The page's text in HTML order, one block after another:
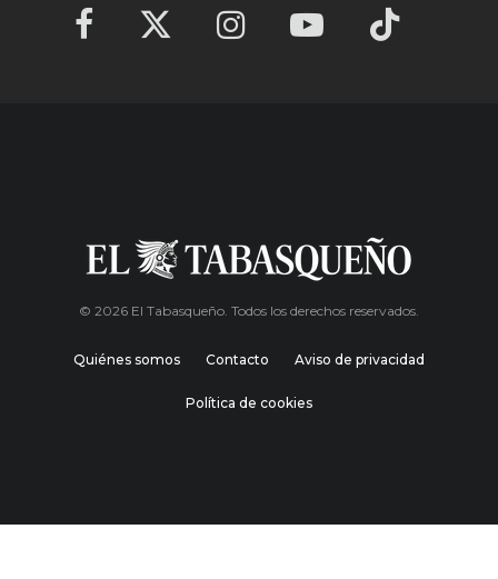
© 2026 El Tabasqueño. Todos los derechos reservados.
Quiénes somos Contacto Aviso de privacidad
Política de cookies